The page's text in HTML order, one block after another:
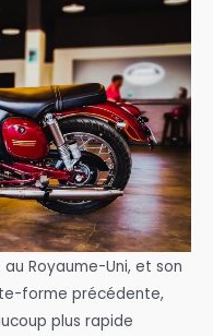
Royaume-Uni, et son
forme précédente,
plus rapide